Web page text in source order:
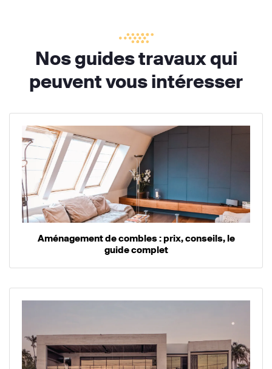
Nos guides travaux qui
peuvent vous intéresser
Aménagement de combles : prix, conseils, le
guide complet